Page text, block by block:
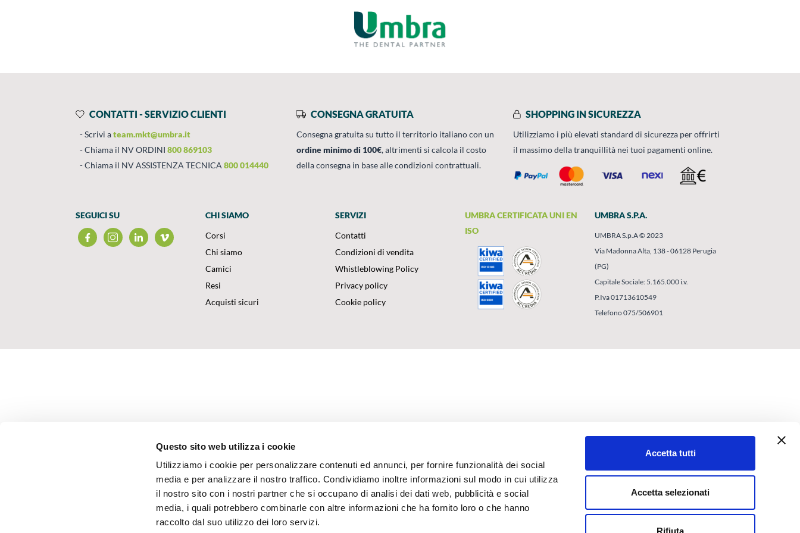
Questo sito web utilizza i cookie
Utilizziamo i cookie per personalizzare contenuti ed annunci, per fornire funzionalità dei social
media e per analizzare il nostro traffico. Condividiamo inoltre informazioni sul modo in cui utilizza
il nostro sito con i nostri partner che si occupano di analisi dei dati web, pubblicità e social
media, i quali potrebbero combinarle con altre informazioni che ha fornito loro o che hanno
raccolto dal suo utilizzo dei loro servizi.
Accetta tutti
Accetta selezionati
Rifiuta
CONTATTI - SERVIZIO CLIENTI
Scrivi ateam.mkt@umbra.it
Chiama il NV ORDINI 800 869103
Chiama il NV ASSISTENZA TECNICA 800 014440
CONSEGNA GRATUITA
Consegna gratuita su tutto il territorio italiano con un
ordine minimo di 100€, altrimenti si calcola il costo
della consegna in base alle condizioni contrattuali.
SHOPPING IN SICUREZZA
Utilizziamo i più elevati standard di sicurezza per offrirti
il massimo della tranquillità nei tuoi pagamenti online.
SEGUICI SU
CHI SIAMO
Corsi
Chi siamo
Camici
Resi
Acquisti sicuri
SERVIZI
Contatti
Condizioni di vendita
Whistleblowing Policy
Privacy policy
Cookie policy
UMBRA CERTIFICATA UNI EN
ISO
UMBRA S.P.A.
UMBRA S.p.A © 2023
Via Madonna Alta, 138 - 06128 Perugia
(PG)
Capitale Sociale: 5.165.000 i.v.
P.Iva 01713610549
Telefono 075/506901